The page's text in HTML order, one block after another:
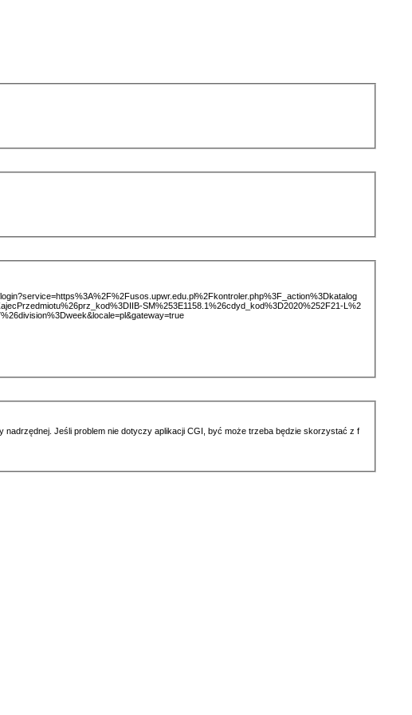
SM%253E1158.1%26cdyd_kod%3D2020%252F21-L%2
nadrzędnej. Jeśli problem nie dotyczy aplikacji CGI, być może trzeba będzie skorzystać z f